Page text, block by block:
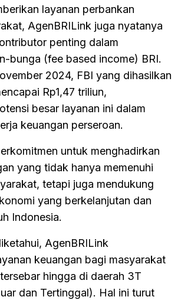
layanan perbankan
AgenBRILink juga nyatanya
penting dalam
bunga (fee based income) BRI.
2024, FBI yang dihasilkan
Rp1,47 triliun,
besar layanan ini dalam
keuangan perseroan.
untuk menghadirkan
yang tidak hanya memenuhi
tetapi juga mendukung
yang berkelanjutan dan
Indonesia.
AgenBRILink
keuangan bagi masyarakat
hingga di daerah 3T
dan Tertinggal). Hal ini turut